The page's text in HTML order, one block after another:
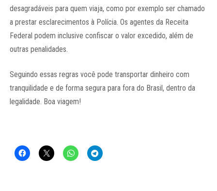
desagradáveis para quem viaja, como por exemplo ser chamado
a prestar esclarecimentos à Polícia. Os agentes da Receita
Federal podem inclusive confiscar o valor excedido, além de
outras penalidades.
Seguindo essas regras você pode transportar dinheiro com
tranquilidade e de forma segura para fora do Brasil, dentro da
legalidade. Boa viagem!